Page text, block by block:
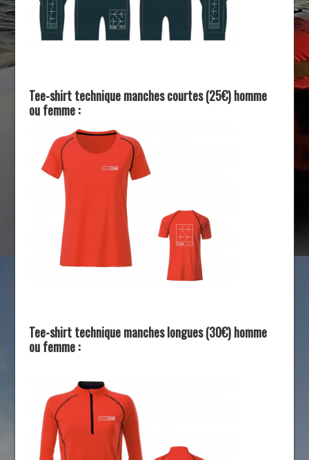
Tee-shirt technique manches courtes (25€) homme
ou femme :
Tee-shirt technique manches longues (30€) homme
ou femme :